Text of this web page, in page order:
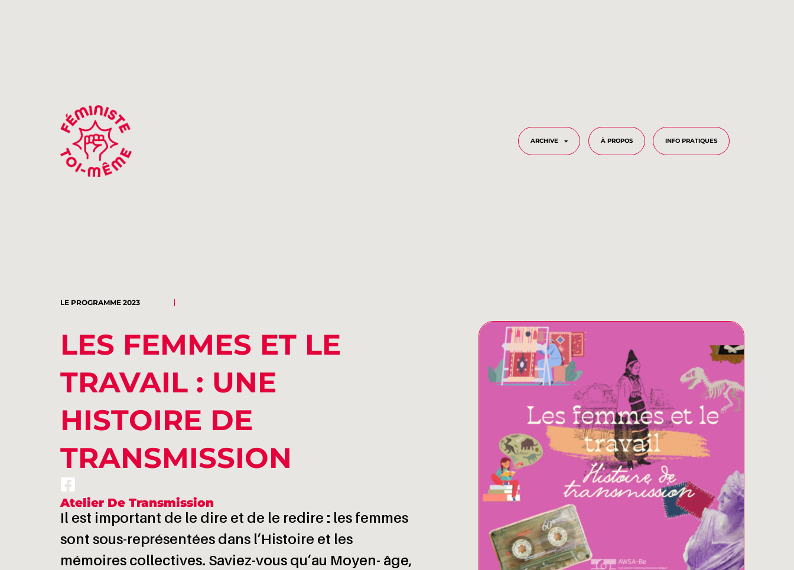
ARCHIVE À PROPOS INFO PRATIQUES
LE PROGRAMME 2023
LES FEMMES ET LE
TRAVAIL : UNE
HISTOIRE DE
TRANSMISSION
Atelier De Transmission
Il est important de le dire et de le redire : les femmes
sont sous-représentées dans l’Histoire et les
mémoires collectives. Saviez-vous qu’au Moyen- âge,